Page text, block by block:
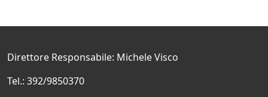
Direttore Responsabile: Michele Visco
Tel.: 392/9850370